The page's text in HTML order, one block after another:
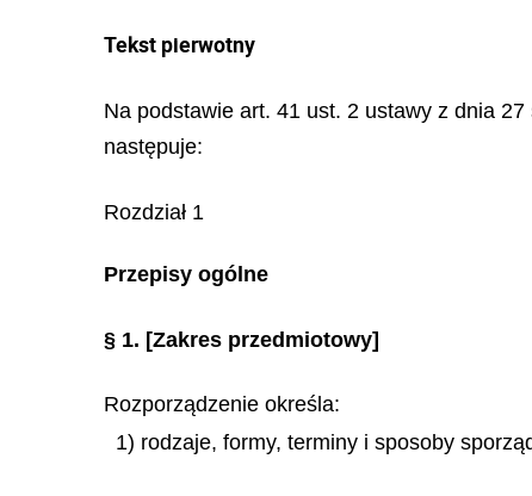
Tekst pierwotny
Na podstawie art. 41 ust. 2 ustawy z dnia
następuje:
Rozdział 1
Przepisy ogólne
§ 1. [Zakres przedmiotowy]
Rozporządzenie określa:
1) rodzaje, formy, terminy i sposoby